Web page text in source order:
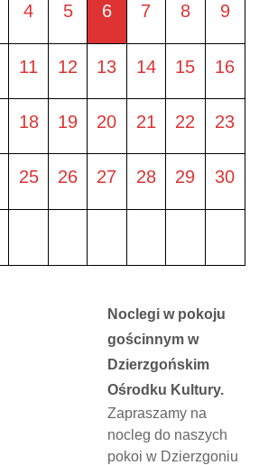
4 5 6 7 8 9
11 12 13 14 15 16
18 19 20 21 22 23
25 26 27 28 29 30
Noclegi w pokoju
gościnnym w
Dzierzgońskim
Ośrodku Kultury.
Zapraszamy na
nocleg do naszych
pokoi w Dzierzgoniu